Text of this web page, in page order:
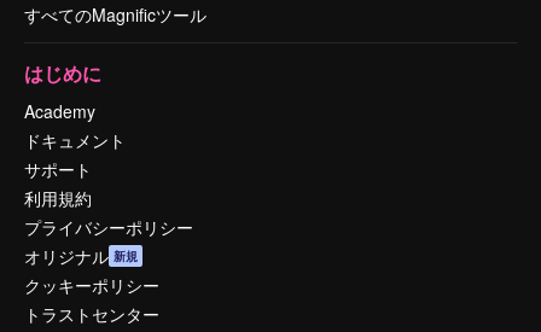
すべてのMagnificツール
はじめに
Academy
ドキュメント
サポート
利用規約
プライバシーポリシー
オリジナル 新規
クッキーポリシー
トラストセンター